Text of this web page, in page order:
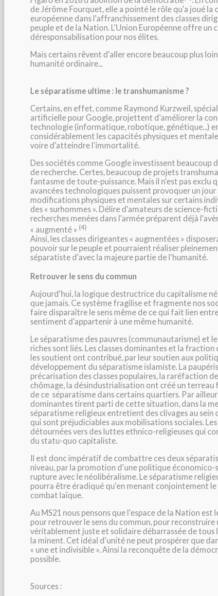
de Jérôme Fourquet, elle a pointé le rôle qu'a joué la
européenne dans l'affranchissement des classes
peuple et de la Nation. L'Union Européenne offre un
déresponsabilisation pour nos élites.
Mais certains rêvent d'aller encore beaucoup plus
humanité ordinaire...
Le séparatisme ultime : le transhumanisme ?
Certains, en effet, comme Raymond Kurzweil,
artificielle pour Google, projettent d'améliorer la
technologie (informatique, robotique, génétique...)
considérablement les capacités physiques et
voire d'atteindre l'immortalité.
Des sociétés comme Google investissent beaucoup
de recherche. Certes, beaucoup de projets
fantasme de toute-puissance. Mais il n'est pas exclu
avancées technologiques puissent provoquer un
modifications physiques et mentales sur certains
des « surhommes ». Délire d'amateurs de science-
recherches menées dans l'armée préparent déjà
« augmenté » (4)
Ainsi, les classes dirigeantes « augmentées »
pouvoir sur le peuple et pourraient réaliser
séparatiste d'avec la majeure partie de l'humanité.
Retrouver le sens du commun
Aujourd'hui, la logique destructrice du capitalisme
que jamais. Ce système fragilise et fragmente nos
faire disparaître le sens même de ce qui fait lien
sentiment d'appartenir à une même humanité.
Le séparatisme des pauvres (communautarisme) et
riches sont liés. Les classes dominantes et la
les soutient ont contribué, par leur soutien aux
développement du séparatisme islamiste. La
précarisation des classes populaires, la raréfaction
chômage, la désindustrialisation ont créé un terreau
de ce séparatisme dans certains quartiers. Par
dominantes tirent parti de cette situation, dans la
séparatisme religieux entretient des clivages au sein
qui sont préjudiciables aux mobilisations sociales.
détournées vers des luttes ethnico-religieuses qui
du statu-quo capitaliste.
Il est donc impératif de combattre ces deux
niveau, par la promotion d'une politique économico-
rupture avec le néolibéralisme. Le séparatisme
pourra être éradiqué qu'en menant conjointement
combat laïque.
Au MS21 nous pensons que l'espace de la Nation est
pour retrouver le sens du commun, pour reconstruire
véritablement juste et solidaire débarrassée de tous
la minent. Cet idéal d'unité ne peut prospérer que
« une et indivisible ». Ainsi la reconquête de la
possible.
Sources :